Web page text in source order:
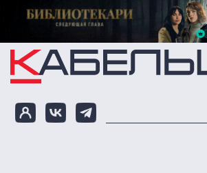
Перейти к основному содержанию